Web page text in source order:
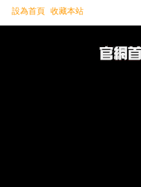
設為首頁 收藏本站